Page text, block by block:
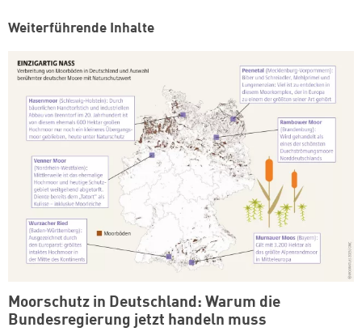
Weiterführende Inhalte
Moorschutz in Deutschland: Warum die
Bundesregierung jetzt handeln muss